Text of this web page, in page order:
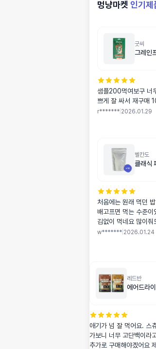
멍냥마켓 인기제
굿씨
그레인
샘플200먹여보구 너
쁘게 잘 싸서 재구매
r******* 2026.01.29
벨칸도
클래식
처음에는 원래 먹던
배고프면 먹는 수준
김없이 먹네요 많이
성화 후에는 밥을 다
w******* 2026.01.24
레드반
에어드라
애기가 넘 잘 먹어요. 스
가보니 너무 고단백이라
추가로 구매해야겠어요